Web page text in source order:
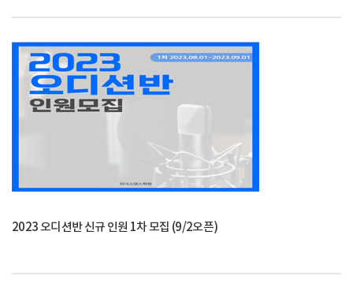
2023 오디션반 신규 인원 1차 모집 (9/2오픈)